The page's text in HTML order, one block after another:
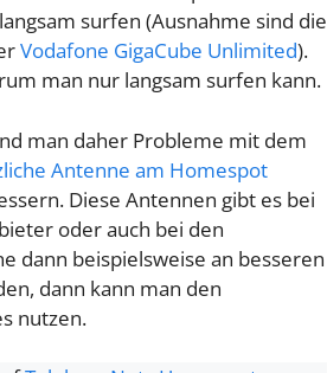
surfen (Ausnahme sind die
Vodafone GigaCube Unlimited).
man nur langsam surfen kann.
man daher Probleme mit dem
Antenne am Homespot
Diese Antennen gibt es bei
oder auch bei den
dann beispielsweise an besseren
dann kann man den
nutzen.